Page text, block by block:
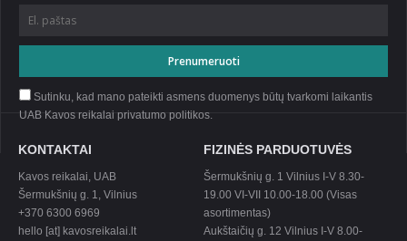
KONTAKTAI
Kavos reikalai, UAB
Šermukšnių g. 1, Vilnius
+370 6300 6969
hello [at] kavosreikalai.lt
FIZINĖS PARDUOTUVĖS
Šermukšnių g. 1 Vilnius I-V 8.30-
19.00 VI-VII 10.00-18.00 (Visas
asortimentas)
Aukštaičių g. 12 Vilnius I-V 8.00-
Sutinku, kad mano pateikti asmens duomenys būtų tvarkomi laikantis
UAB Kavos reikalai privatumo politikos.